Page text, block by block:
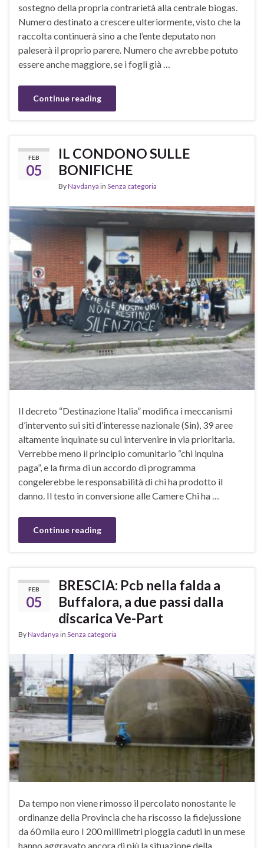
sostegno della propria contrarietà alla centrale biogas.
Numero destinato a crescere ulteriormente, visto che la
raccolta continuerà sino a che l’ente deputato non
paleserà il proprio parere. Numero che avrebbe potuto
essere anche maggiore, se i fogli già …
Continue reading
FEB
05
IL CONDONO SULLE
BONIFICHE
ByNavdanya in Senza categoria
Il decreto “Destinazione Italia” modifica i meccanismi
d’intervento sui siti d’interesse nazionale (Sin), 39 aree
altamente inquinate su cui intervenire in via prioritaria.
Verrebbe meno il principio comunitario “chi inquina
paga”, e la firma di un accordo di programma
congelerebbe le responsabilità di chi ha prodotto il
danno. Il testo in conversione alle Camere Chi ha …
Continue reading
FEB
05
BRESCIA: Pcb nella falda a
Buffalora, a due passi dalla
discarica Ve-Part
ByNavdanya in Senza categoria
Da tempo non viene rimosso il percolato nonostante le
ordinanze della Provincia che ha riscosso la fidejussione
da 60 mila euro I 200 millimetri pioggia caduti in un mese
hanno aggravato ancora di più la situazione della